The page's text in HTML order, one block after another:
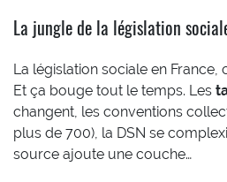
La jungle de la législation
La législation sociale en France,
Et ça bouge tout le temps. Les
changent, les conventions
plus de 700), la DSN se
source ajoute une couche…